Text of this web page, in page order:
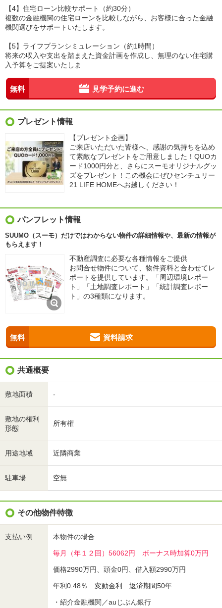
【4】住宅ローン比較サポート（約30分）
複数の金融機関の住宅ローンを比較しながら、お客様に合った金融
機関選びをサポートいたします。
【5】ライフプランシミュレーション（約1時間）
将来の収入や支出を踏まえた資金計画を作成し、無理のない住宅購
入予算をご提案いたしま
無料 見学予約に進む
プレゼント情報
【プレゼント企画】
ご来店いただいた皆様へ、感謝の気持ちを込め
て素敵なプレゼントをご用意しました！QUOカ
ード1000円分と、さらにスーモオリジナルグッ
ズをプレゼント！この機会にぜひセンチュリー
21 LIFE HOMEへお越しください！
パンフレット情報
SUUMO（スーモ）だけではわからない物件の詳細情報や、最新の情報が
もらえます！
不動産調査に必要な各種情報をご提供
お問合せ物件について、物件資料と合わせてレ
ポートを提供しています。「周辺環境レポー
ト」「土地調査レポート」「統計調査レポー
ト」の3種類になります。
無料 資料請求
共通概要
敷地面積 -
敷地の権利
形態
所有権
用途地域 近隣商業
駐車場 空無
その他物件特徴
支払い例 本物件の場合
毎月（年１２回）56062円 ボーナス時加算0万円
価格2990万円、頭金0円、借入額2990万円
年利0.48％ 変動金利 返済期間50年
・紹介金融機関／auじぶん銀行